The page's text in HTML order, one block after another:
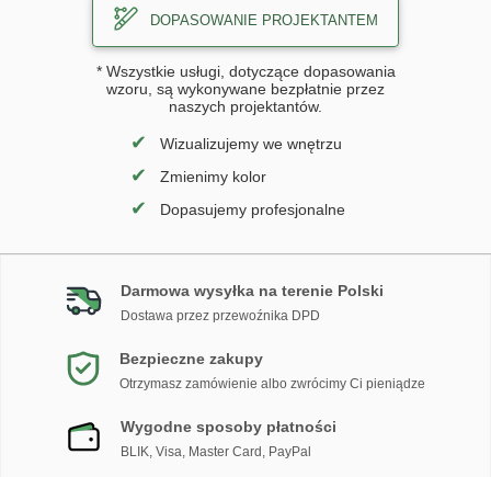
DOPASOWANIE PROJEKTANTEM
* Wszystkie usługi, dotyczące dopasowania
wzoru, są wykonywane bezpłatnie przez
naszych projektantów.
✔ Wizualizujemy we wnętrzu
✔ Zmienimy kolor
✔ Dopasujemy profesjonalne
Darmowa wysyłka na terenie Polski
Dostawa przez przewoźnika DPD
Bezpieczne zakupy
Otrzymasz zamówienie albo zwrócimy Ci pieniądze
Wygodne sposoby płatności
BLIK, Visa, Master Card, PayPal